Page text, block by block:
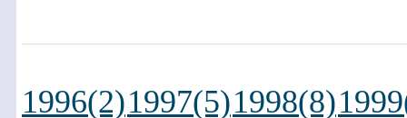
1996(2)1997(5)1998(8)